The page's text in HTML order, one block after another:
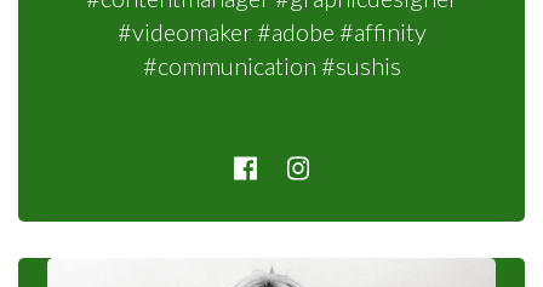
#videomaker #adobe #affinity
#communication #sushis